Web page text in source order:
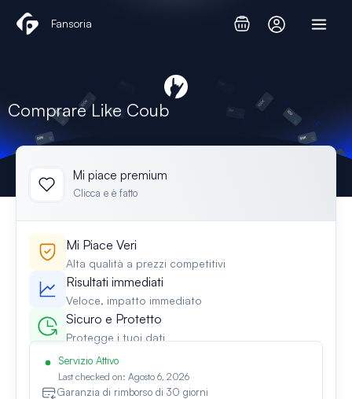
Fansoria
Comprare Like Coub
Mi piace premium
Clicca e è fatto
Mi Piace Veri
Alta qualità a prezzi competitivi
Risultati immediati
Veloce, impatto immediato
Sicuro e Protetto
Protegge i tuoi dati
Servizio Attivo
Last checked on: Agosto 6, 2026
Garanzia di rimborso di 30 giorni